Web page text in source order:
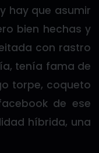
hay que asumir
bien hechas y
con rastro
tenía fama de
torpe, coqueto
de ese
híbrida, una